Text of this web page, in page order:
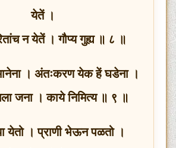
येतें ।
न येतें । गौप्य गुह्य ॥ ८ ॥
। अंतःकरण येक हें घडेना ।
जना । काये निमित्य ॥ ९ ॥
येतो । प्राणी भेऊन पळतो ।